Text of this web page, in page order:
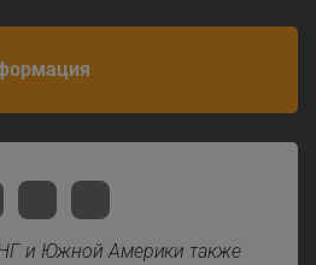
и Южной Америки также